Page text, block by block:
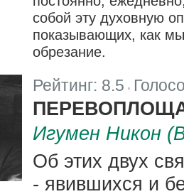
собой эту духовную
показывающих, как
обрезание.
Рейтинг: 8.5
Игумен Никон
Об этих двух
- явившихся и